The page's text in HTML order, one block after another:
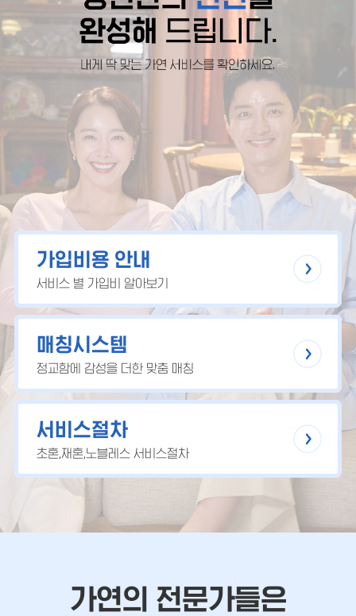
가입비용 안내
서비스 별 가입비 알아보기
매칭시스템
정교함에 감성을 더한 맞춤 매칭
서비스절차
초혼,재혼,노블레스 서비스절차
가연의 전문가들은